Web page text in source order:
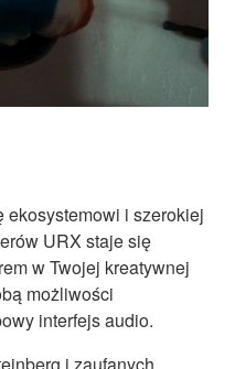
i szerokiej
URX staje się
w Twojej kreatywnej
możliwości
interfejs audio.